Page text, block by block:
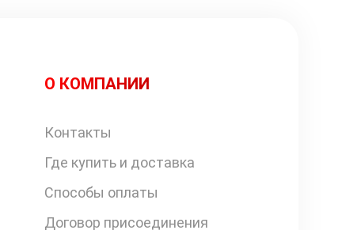
О КОМПАНИИ
Контакты
Где купить и доставка
Способы оплаты
Договор присоединения